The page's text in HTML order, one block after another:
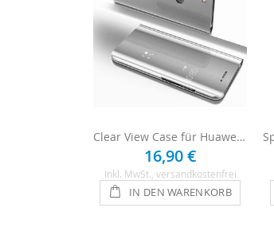
Clear View Case für Huawei P8 Lite 2017 - Silber
16,90 €
Inkl. MwSt. , versandkostenfrei
IN DEN WARENKORB